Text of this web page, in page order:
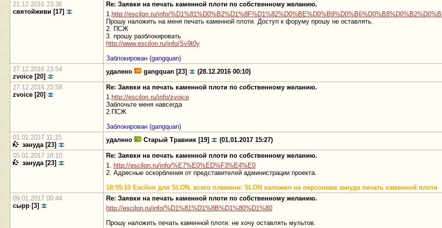
21.12.2016 23:36
святойживи [17]
Re: Заявки на печать каменной плоти по собственному желанию.
1. http://escilon.ru/info/
Прошу наложить на меня печать каменной плоти. Доступ к форуму прошу не оставлять.
2. ПСЖ
3. прошу разблокировать
http://www.escilon.ru/info/Sv9t0y
Заблокирован (gangquan)
27.12.2016 23:54
zvoice [20]
удалено gangquan [23] (28.12.2016 00:10)
27.12.2016 23:58
zvoice [20]
Re: Заявки на печать каменной плоти по собственному желанию.
1. http://escilon.ru/info/zvoice
Заблочьте меня навсегда
2.ПСЖ
Заблокирован (gangquan)
01.01.2017 11:15
зануда [23]
удалено Старый Травник [19] (01.01.2017 15:27)
05.01.2017 18:10
зануда [23]
Re: Заявки на печать каменной плоти по собственному желанию.
1. http://escilon.ru/info/%E7%E0%ED%F3%E4%E0
2. Адресные оскорбления от представителей администрации проекта.
18:55:10 Escilon для SLON, всего племени: SLON наложил на персонажа зануда печать каменной плоти
09.01.2017 00:44
сырр [3]
Re: Заявки на печать каменной плоти по собственному желанию.
http://escilon.ru/info/%D1%81%D1%8B%D1%80%D1%80
Прошу наложить печать каменной плоти. не хочу оставлять мультов.